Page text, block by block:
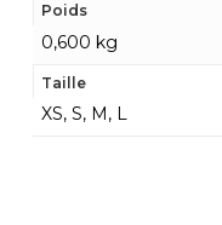
Poids
0,600 kg
Taille
XS, S, M, L